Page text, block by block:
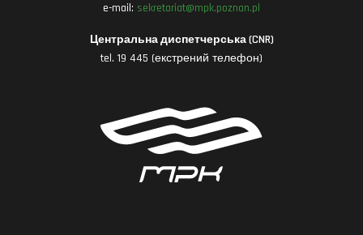
e-mail: sekretariat@mpk.poznan.pl
Центральна диспетчерська (CNR)
tel. 19 445 (екстрений телефон)